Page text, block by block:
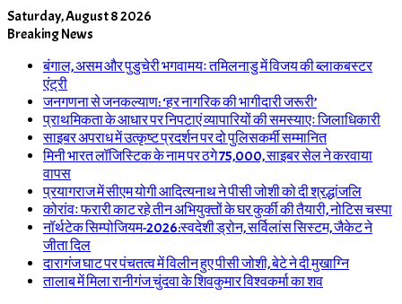
Saturday, August 8 2026
Breaking News
बंगाल, असम और पुडुचेरी भगवामयः तमिलनाडु में विजय की ब्लाकबस्टर
एंट्री
जनगणना से जनकल्याण: ‘हर नागरिक की भागीदारी जरूरी’
प्राथमिकता के आधार पर निपटाएं व्यापारियों की समस्याएः जिलाधिकारी
साइबर अपराध में उत्कृष्ट प्रदर्शन पर दो पुलिसकर्मी सम्मानित
मिनी भारत लॉजिस्टिक के नाम पर ठगे 75,000, साइबर सेल ने करवाया
वापस
प्रयागराज में सीएम योगी आदित्यनाथ ने पीसी जोशी को दी श्रद्धांजलि
कोरांवः फरारी काट रहे तीन अभियुक्तों के घर कुर्की की तैयारी, नोटिस चस्पा
नॉर्थटेक सिम्पोजियम-2026:स्वदेशी ड्रोन, सर्विलांस सिस्टम, जैकेट ने
जीता दिल
दारागंज घाट पर पंचतत्व में विलीन हुए पीसी जोशी, बेटे ने दी मुखाग्नि
तालाब में मिला रानीगंज चुंदवा के शिवकुमार विश्वकर्मा का शव